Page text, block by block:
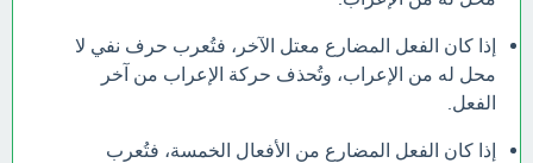
إذا كان الفعل المضارع معتل الآخر، فتُعرب حرف نفي لا
محل له من الإعراب، وتُحذف حركة الإعراب من آخر
الفعل.
إذا كان الفعل المضارع من الأفعال الخمسة، فتُعرب